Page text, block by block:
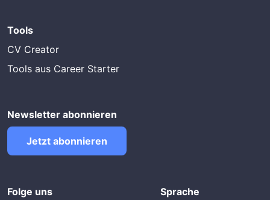
Tools
CV Creator
Tools aus Career Starter
Newsletter abonnieren
Jetzt abonnieren
Folge uns Sprache